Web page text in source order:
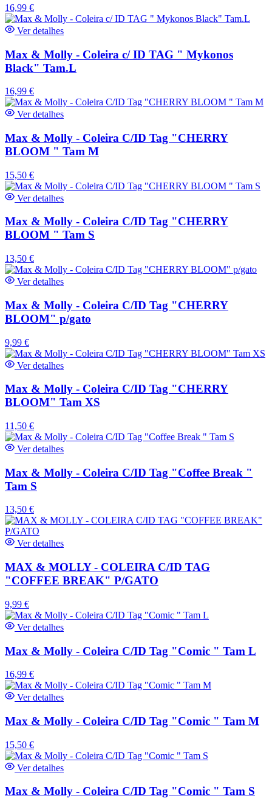
16,99 €
Ver detalhes
Max & Molly - Coleira c/ ID TAG " Mykonos
Black" Tam.L
16,99 €
Ver detalhes
Max & Molly - Coleira C/ID Tag "CHERRY
BLOOM " Tam M
15,50 €
Ver detalhes
Max & Molly - Coleira C/ID Tag "CHERRY
BLOOM " Tam S
13,50 €
Ver detalhes
Max & Molly - Coleira C/ID Tag "CHERRY
BLOOM" p/gato
9,99 €
Ver detalhes
Max & Molly - Coleira C/ID Tag "CHERRY
BLOOM" Tam XS
11,50 €
Ver detalhes
Max & Molly - Coleira C/ID Tag "Coffee Break "
Tam S
13,50 €
Ver detalhes
MAX & MOLLY - COLEIRA C/ID TAG
"COFFEE BREAK" P/GATO
9,99 €
Ver detalhes
Max & Molly - Coleira C/ID Tag "Comic " Tam L
16,99 €
Ver detalhes
Max & Molly - Coleira C/ID Tag "Comic " Tam M
15,50 €
Ver detalhes
Max & Molly - Coleira C/ID Tag "Comic " Tam S